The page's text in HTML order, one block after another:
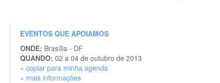
EVENTOS QUE APOIAMOS
ONDE: Brasília - DF
QUANDO: 02 a 04 de outubro de 2013
» copiar para minha agenda
» mais informações